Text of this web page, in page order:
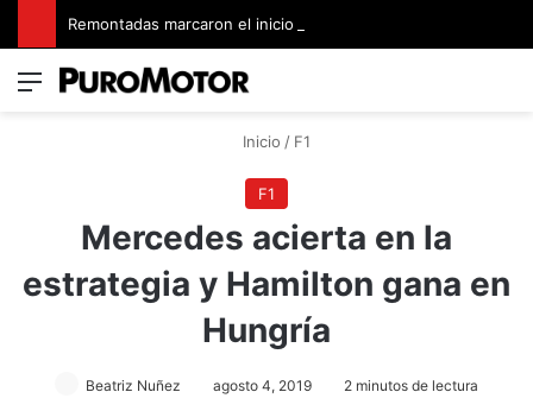
Menú
Inicio / F1
F1
Mercedes acierta en la
estrategia y Hamilton gana en
Hungría
Beatriz Nuñez agosto 4, 2019 2 minutos de lectura